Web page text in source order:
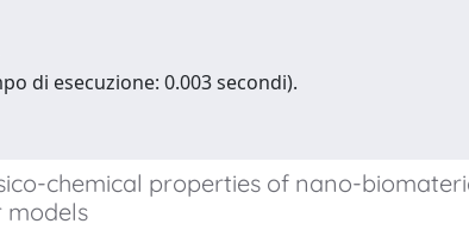
di esecuzione: 0.003 secondi).
chemical properties of nano-
models